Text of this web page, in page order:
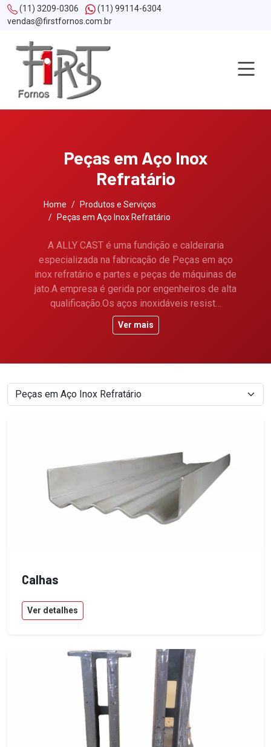
(11) 3209-0306
(11) 99114-6304
vendas@firstfornos.com.br
Peças em Aço Inox
Refratário
Home
Produtos e Serviços
Peças em Aço Inox Refratário
A ALLY CAST é uma fundição e caldeiraria
especializada na fabricação de Peças em aço
inox refratário e partes e peças de máquinas de
jato.A empresa é gerida por engenheiros de alta
qualificação.Os aços inoxidáveis resist…
Ver mais
Calhas
Ver detalhes